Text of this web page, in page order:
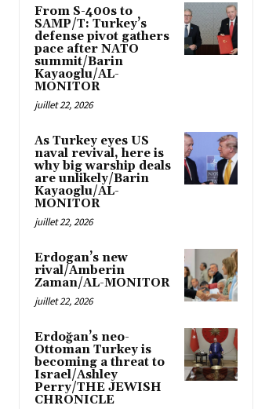
From S-400s to
SAMP/T: Turkey’s
defense pivot gathers
pace after NATO
summit/Barin
Kayaoglu/AL-
MONITOR
juillet 22, 2026
As Turkey eyes US
naval revival, here is
why big warship deals
are unlikely/Barin
Kayaoglu/AL-
MONITOR
juillet 22, 2026
Erdogan’s new
rival/Amberin
Zaman/AL-MONITOR
juillet 22, 2026
Erdoğan’s neo-
Ottoman Turkey is
becoming a threat to
Israel/Ashley
Perry/THE JEWISH
CHRONICLE